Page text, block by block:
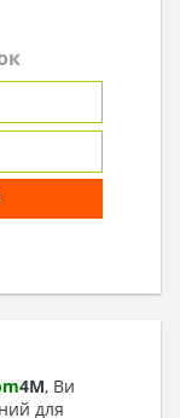
4M, Ви
для